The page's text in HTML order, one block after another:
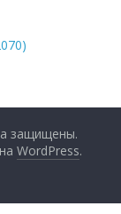
защищены.
WordPress.